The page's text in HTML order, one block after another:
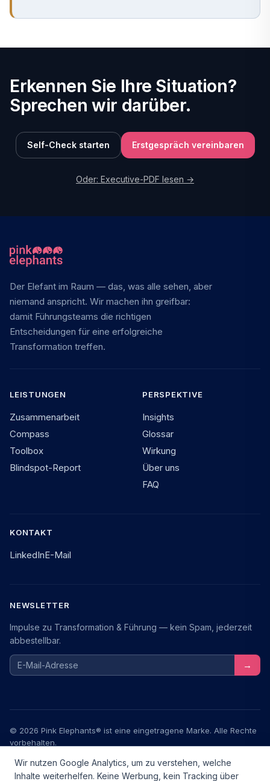
Erkennen Sie Ihre Situation?
Sprechen wir darüber.
Self-Check starten Erstgespräch vereinbaren
Oder: Executive-PDF lesen →
Der Elefant im Raum — das, was alle sehen, aber
niemand anspricht. Wir machen ihn greifbar:
damit Führungsteams die richtigen
Entscheidungen für eine erfolgreiche
Transformation treffen.
LEISTUNGEN
Zusammenarbeit
Compass
Toolbox
Blindspot-Report
PERSPEKTIVE
Insights
Glossar
Wirkung
Über uns
FAQ
KONTAKT
LinkedInE-Mail
NEWSLETTER
Impulse zu Transformation & Führung — kein Spam, jederzeit
abbestellbar.
E-Mail-Adresse →
© 2026 Pink Elephants® ist eine eingetragene Marke. Alle Rechte
vorbehalten.
ImpressumDatenschutzAGB
Wir nutzen Google Analytics, um zu verstehen, welche
Inhalte weiterhelfen. Keine Werbung, kein Tracking über